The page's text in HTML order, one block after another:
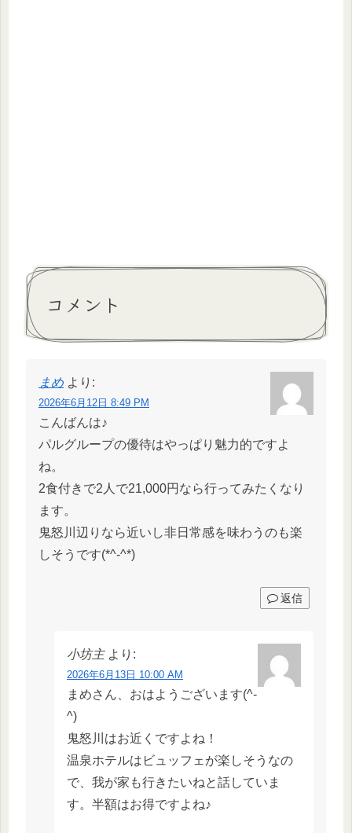
コメント
まめ より:
2026年6月12日 8:49 PM
こんばんは♪
パルグループの優待はやっぱり魅力的ですよ
ね。
2食付きで2人で21,000円なら行ってみたくなり
ます。
鬼怒川辺りなら近いし非日常感を味わうのも楽
しそうです(*^-^*)
返信
小坊主 より:
2026年6月13日 10:00 AM
まめさん、おはようございます(^-
^)
鬼怒川はお近くですよね！
温泉ホテルはビュッフェが楽しそうなの
で、我が家も行きたいねと話していま
す。半額はお得ですよね♪